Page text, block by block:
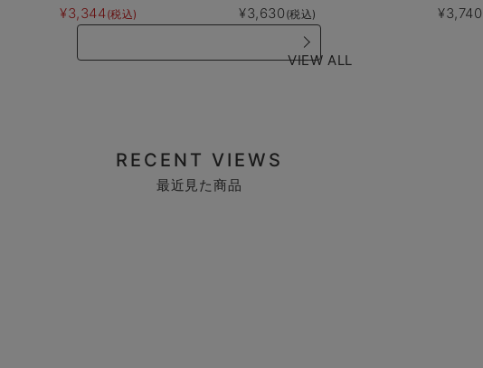
¥3,344(税込) ¥3,630 (税込) ¥3,740
VIEW ALL
RECENT VIEWS
最近見た商品